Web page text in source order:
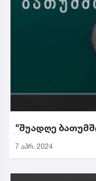
"შუადღე
7 აპრ. 2024